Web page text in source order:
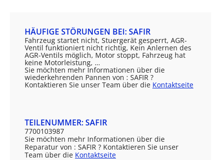
HÄUFIGE STÖRUNGEN BEI: SAFIR
Fahrzeug startet nicht, Stuergerät gesperrt, AGR-
Ventil funktioniert nicht richtig, Kein Anlernen des
AGR-Ventils möglich, Motor stoppt, Fahrzeug hat
keine Motorleistung, …
Sie möchten mehr Informationen über die
wiederkehrenden Pannen von : SAFIR ?
Kontaktieren Sie unser Team über die Kontaktseite
TEILENUMMER: SAFIR
7700103987
Sie möchten mehr Informationen über die
Reparatur von : SAFIR ? Kontaktieren Sie unser
Team über die Kontaktseite